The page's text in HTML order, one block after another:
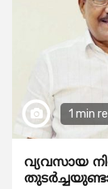
1 min
വ്യവസായ